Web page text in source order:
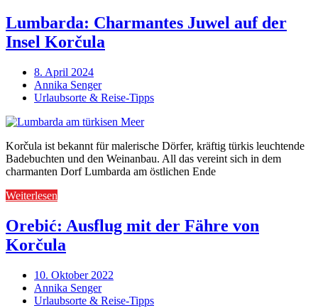
Lumbarda: Charmantes Juwel auf der
Insel Korčula
8. April 2024
Annika Senger
Urlaubsorte & Reise-Tipps
Korčula ist bekannt für malerische Dörfer, kräftig türkis leuchtende
Badebuchten und den Weinanbau. All das vereint sich in dem
charmanten Dorf Lumbarda am östlichen Ende
Weiterlesen
Orebić: Ausflug mit der Fähre von
Korčula
10. Oktober 2022
Annika Senger
Urlaubsorte & Reise-Tipps